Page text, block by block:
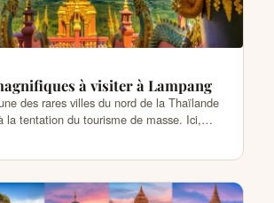
à visiter à Lampang
des rares villes du nord de la Thaïlande
la tentation du tourisme de masse. Ici,…